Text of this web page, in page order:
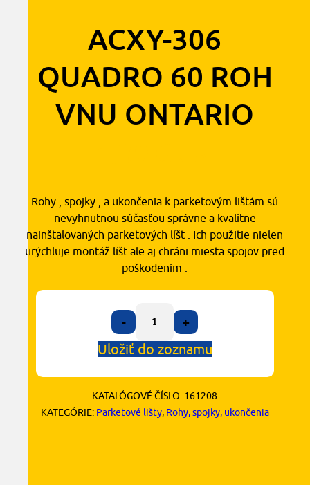
ACXY-306
QUADRO 60 ROH
VNU ONTARIO
Rohy , spojky , a ukončenia k parketovým lištám sú
nevyhnutnou súčasťou správne a kvalitne
nainštalovaných parketových líšt . Ich použitie nielen
urýchluje montáž líšt ale aj chráni miesta spojov pred
poškodením .
-
+
Uložiť do zoznamu
KATALÓGOVÉ ČÍSLO: 161208
KATEGÓRIE: Parketové lišty, Rohy, spojky, ukončenia